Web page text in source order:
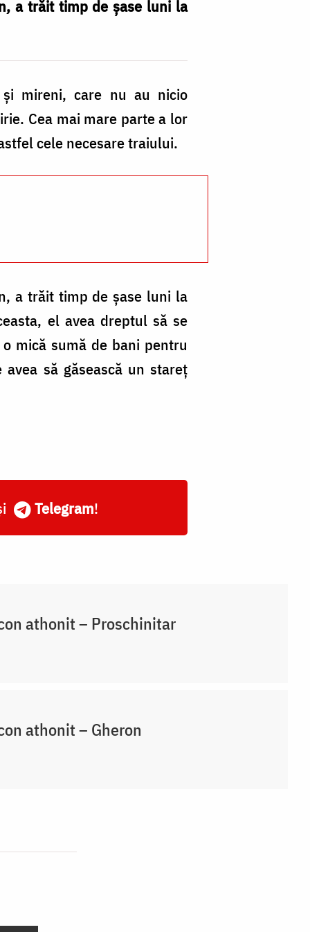
a trăit timp de şase luni la
mireni, care nu au nicio
Cea mai mare parte a lor
cele necesare traiului.
a trăit timp de şase luni la
el avea dreptul să se
mică sumă de bani pentru
să găsească un stareţ
Telegram!
athonit – Proschinitar
athonit – Gheron